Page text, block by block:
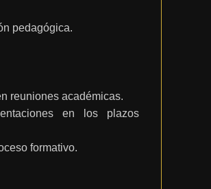
pedagógica.
reuniones académicas.
en los plazos
formativo.